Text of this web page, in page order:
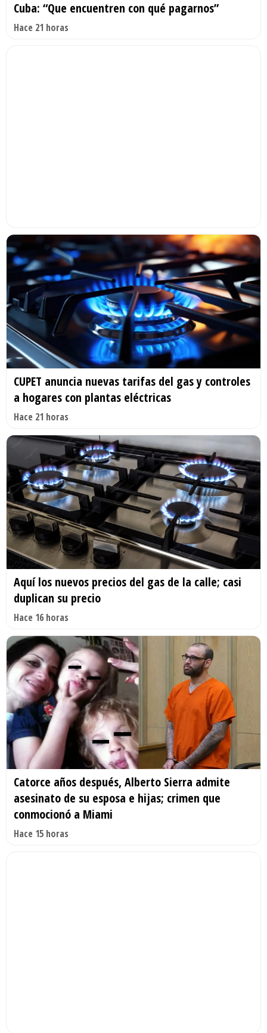
Cuba: “Que encuentren con qué pagarnos”
Hace 21 horas
CUPET anuncia nuevas tarifas del gas y controles
a hogares con plantas eléctricas
Hace 21 horas
Aquí los nuevos precios del gas de la calle; casi
duplican su precio
Hace 16 horas
Catorce años después, Alberto Sierra admite
asesinato de su esposa e hijas; crimen que
conmocionó a Miami
Hace 15 horas